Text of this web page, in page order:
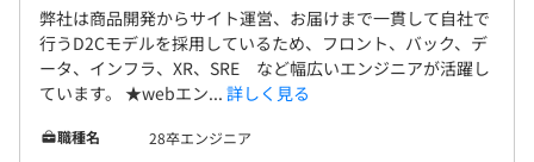
弊社は商品開発からサイト運営、お届けまで一貫して自社で
行うD2Cモデルを採用しているため、フロント、バック、デ
ータ、インフラ、XR、SRE など幅広いエンジニアが活躍し
ています。 ★webエン... 詳しく見る
職種名
28卒エンジニア